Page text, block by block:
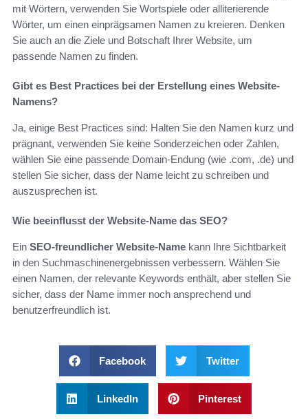
mit Wörtern, verwenden Sie Wortspiele oder alliterierende
Wörter, um einen einprägsamen Namen zu kreieren. Denken
Sie auch an die Ziele und Botschaft Ihrer Website, um
passende Namen zu finden.
Gibt es Best Practices bei der Erstellung eines Website-
Namens?
Ja, einige Best Practices sind: Halten Sie den Namen kurz und
prägnant, verwenden Sie keine Sonderzeichen oder Zahlen,
wählen Sie eine passende Domain-Endung (wie .com, .de) und
stellen Sie sicher, dass der Name leicht zu schreiben und
auszusprechen ist.
Wie beeinflusst der Website-Name das SEO?
Ein SEO-freundlicher Website-Name kann Ihre Sichtbarkeit
in den Suchmaschinenergebnissen verbessern. Wählen Sie
einen Namen, der relevante Keywords enthält, aber stellen Sie
sicher, dass der Name immer noch ansprechend und
benutzerfreundlich ist.
Facebook Twitter
LinkedIn Pinterest